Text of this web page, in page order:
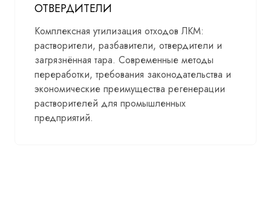
ОТВЕРДИТЕЛИ
Комплексная утилизация отходов ЛКМ:
растворители, разбавители, отвердители и
загрязнённая тара. Современные методы
переработки, требования законодательства и
экономические преимущества регенерации
растворителей для промышленных
предприятий.